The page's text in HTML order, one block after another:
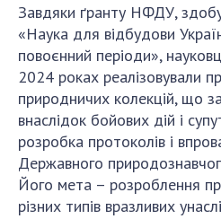
Нормативні акти НАН
Державний бюджет НАН
Вибори до складу НАН
Бланки документів
НОВИНИ
ЗАСІДАННЯ ПРЕЗИДІЇ
Завдяки ґранту НФДУ,
«Наука для відбудови
повоєнний періоди»,
2024 роках реалізовували
природничих колекцій, що
внаслідок бойових дій і
розробка протоколів і
Державного
Його мета – розроблення
різних типів вразливих